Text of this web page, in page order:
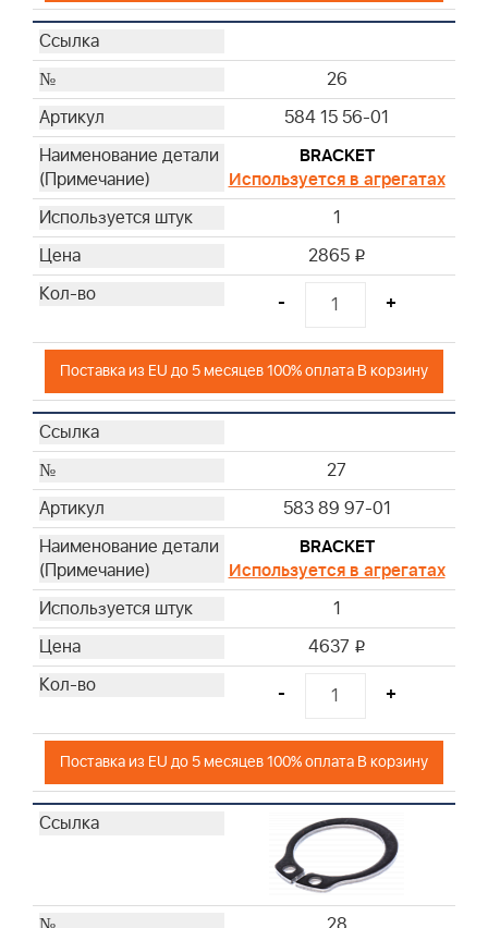
26
584 15 56-01
BRACKET
Используется в агрегатах
1
2865 i
- +
Поставка из EU до 5 месяцев 100% оплата В корзину
27
583 89 97-01
BRACKET
Используется в агрегатах
1
4637 i
- +
Поставка из EU до 5 месяцев 100% оплата В корзину